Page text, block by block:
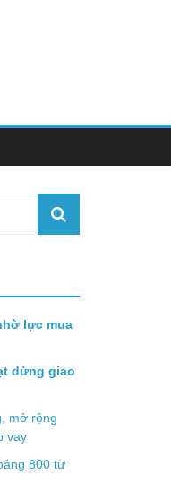
lực mua
dừng giao
mở rộng
vay
800 từ